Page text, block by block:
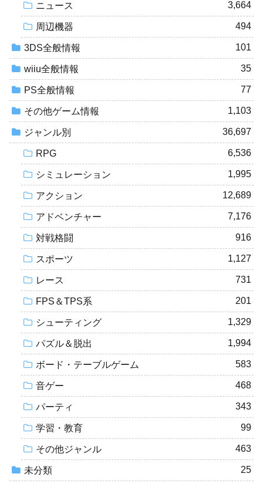
ニュース 3,664
周辺機器 494
3DS全般情報 101
wiiu全般情報 35
PS全般情報 77
その他ゲーム情報 1,103
ジャンル別 36,697
RPG 6,536
シミュレーション 1,995
アクション 12,689
アドベンチャー 7,176
対戦格闘 916
スポーツ 1,127
レース 731
FPS＆TPS系 201
シューティング 1,329
パズル＆脱出 1,994
ボード・テーブルゲーム 583
音ゲー 468
パーティ 343
学習・教育 99
その他ジャンル 463
未分類 25